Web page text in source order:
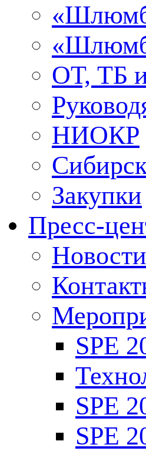
ОТ, ТБ
НИОКР
Закупки
Пресс-
Новости
SPE
SPE
SPE